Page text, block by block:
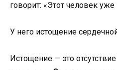
говорит: «Этот человек
У него истощение
Истощение — это